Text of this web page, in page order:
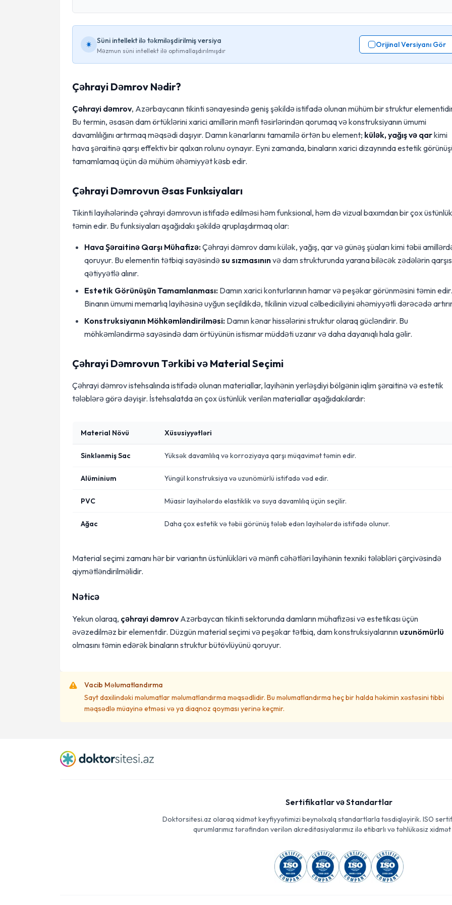
Süni intellekt ilə təkmiləşdirilmiş versiya
Məzmun süni intellekt ilə optimallaşdırılmışdır
Orijinal Versiyanı Gör
Çəhrayi Dəmrov Nədir?
Çəhrayi dəmrov, Azərbaycanın tikinti sənayesində geniş şəkildə istifadə olunan mühüm bir struktur
Bu termin, əsasən dam örtüklərini xarici amillərin mənfi təsirlərindən qorumaq və konstruksiyanın ümumi
davamlılığını artırmaq məqsədi daşıyır. Damın kənarlarını tamamilə örtən bu element; külək, yağış və qarkimi
hava şəraitinə qarşı effektiv bir qalxan rolunu oynayır. Eyni zamanda, binaların xarici dizaynında estetik
tamamlamaq üçün də mühüm əhəmiyyət kəsb edir.
Çəhrayi Dəmrovun Əsas Funksiyaları
Tikinti layihələrində çəhrayi dəmrovun istifadə edilməsi həm funksional, həm də vizual baxımdan bir çox
təmin edir. Bu funksiyaları aşağıdakı şəkildə qruplaşdırmaq olar:
Hava Şəraitinə Qarşı Mühafizə:Çəhrayi dəmrov damı külək, yağış, qar və günəş şüaları kimi təbii
qoruyur. Bu elementin tətbiqi sayəsindəsu sızmasınınvə dam strukturunda yarana biləcək zədələrin
qətiyyətlə alınır.
Estetik Görünüşün Tamamlanması: Damın xarici konturlarının hamar və peşəkar görünməsini təmin edir.
Binanın ümumi memarlıq layihəsinə uyğun seçildikdə, tikilinin vizual cəlbediciliyini əhəmiyyətli dərəcədə
Konstruksiyanın Möhkəmləndirilməsi: Damın kənar hissələrini struktur olaraq gücləndirir. Bu
möhkəmləndirmə sayəsində dam örtüyünün istismar müddəti uzanır və daha dayanıqlı hala gəlir.
Çəhrayi Dəmrovun Tərkibi və Material Seçimi
Çəhrayi dəmrov istehsalında istifadə olunan materiallar, layihənin yerləşdiyi bölgənin iqlim şəraitinə və estetik
tələblərə görə dəyişir. İstehsalatda ən çox üstünlük verilən materiallar aşağıdakılardır:
Material Növü Xüsusiyyətləri
Sinklənmiş Sac Yüksək davamlılıq və korroziyaya qarşı müqavimət təmin edir.
Alüminium Yüngül konstruksiya və uzunömürlü istifadə vəd edir.
PVC Müasir layihələrdə elastiklik və suya davamlılıq üçün seçilir.
Ağac Daha çox estetik və təbii görünüş tələb edən layihələrdə istifadə olunur.
Material seçimi zamanı hər bir variantın üstünlükləri və mənfi cəhətləri layihənin texniki tələbləri çərçivəsində
qiymətləndirilməlidir.
Nəticə
Yekun olaraq, çəhrayi dəmrovAzərbaycan tikinti sektorunda damların mühafizəsi və estetikası üçün
əvəzedilməz bir elementdir. Düzgün material seçimi və peşəkar tətbiq, dam konstruksiyalarının uzunömürlü
olmasını təmin edərək binaların struktur bütövlüyünü qoruyur.
Vacib Məlumatlandırma
Sayt daxilindəki məlumatlar məlumatlandırma məqsədlidir. Bu məlumatlandırma heç bir halda həkimin xəstəsini tibbi
məqsədlə müayinə etməsi və ya diaqnoz qoyması yerinə keçmir.
Sertifikatlar və Standartlar
Doktorsitesi.az olaraq xidmət keyfiyyətimizi beynəlxalq standartlarla təsdiqləyirik. ISO
qurumlarımız tərəfindən verilən akreditasiyalarımız ilə etibarlı və təhlükəsiz